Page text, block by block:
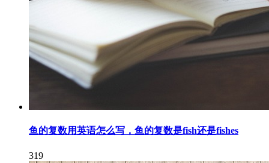
鱼的复数用英语怎么写，鱼的复数是fish还是fishes
319